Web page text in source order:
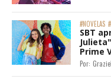
#NOVELAS
SBT
Prime
Por: